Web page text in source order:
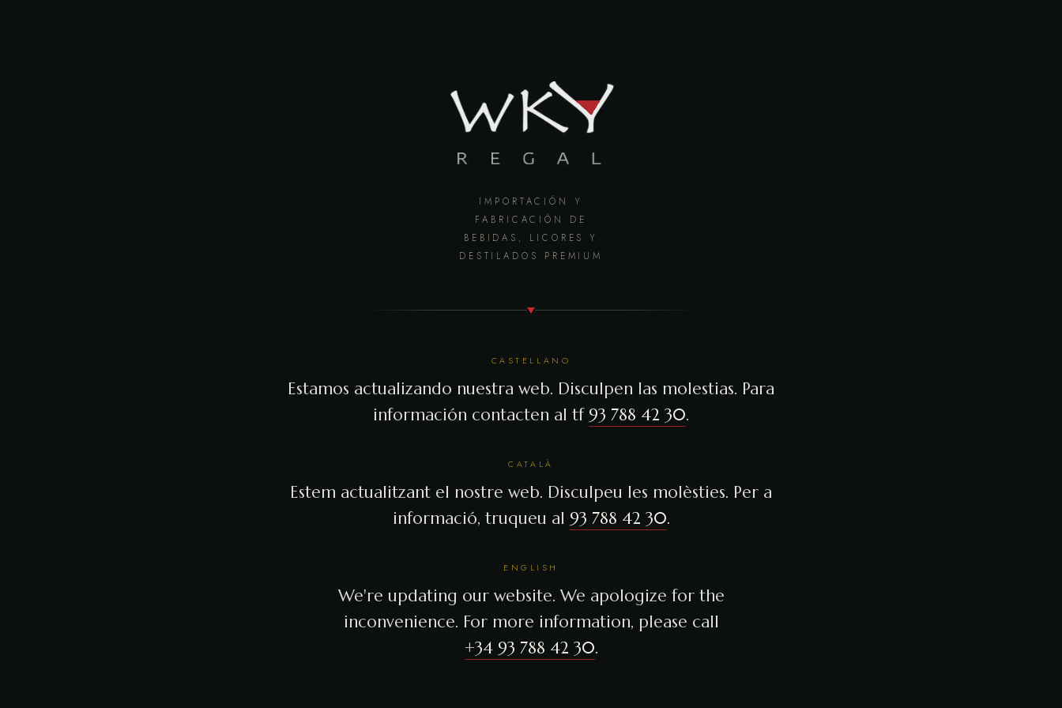
IMPORTACIÓN Y
FABRICACIÓN DE
BEBIDAS, LICORES Y
DESTILADOS PREMIUM
CASTELLANO
Estamos actualizando nuestra web. Disculpen las molestias. Para
información contacten al tf 93 788 42 30.
CATALÀ
Estem actualitzant el nostre web. Disculpeu les molèsties. Per a
informació, truqueu al 93 788 42 30.
ENGLISH
We're updating our website. We apologize for the
inconvenience. For more information, please call
+34 93 788 42 30.